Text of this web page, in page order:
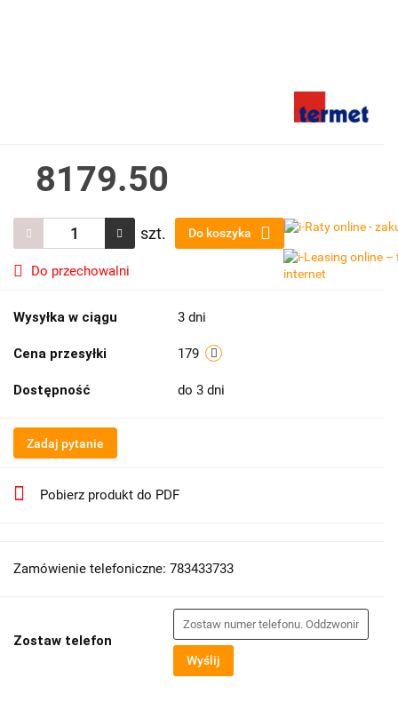
8179.50
szt. Do koszyka
Do przechowalni
Wysyłka w ciągu 3 dni
Cena przesyłki 179
Dostępność do 3 dni
Zadaj pytanie
Pobierz produkt do PDF
Zamówienie telefoniczne: 783433733
Zostaw telefon
Wyślij